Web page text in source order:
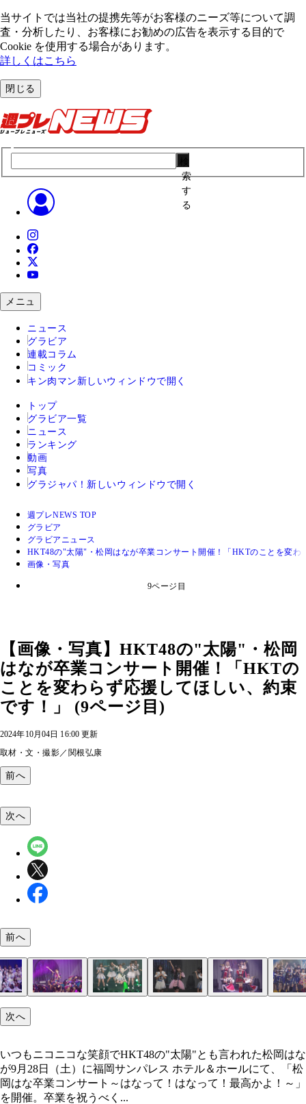
当サイトでは当社の提携先等がお客様のニーズ等について調
査・分析したり、お客様にお勧めの広告を表⽰する⽬的で
Cookie を使⽤する場合があります。
詳しくはこちら
閉じる
索
す
る
メニュ
ニュース
グラビア
連載コラム
コミック
キン肉マン 新しいウィンドウで開く
トップ
グラビア一覧
ニュース
ランキング
動画
写真
グラジャパ！ 新しいウィンドウで開く
週プレNEWS TOP
グラビア
グラビアニュース
HKT48の"太陽"・松岡はなが卒業コンサート開催！「HKTのことを変わ
画像・写真
9ページ目
【画像・写真】HKT48の"太陽"・松岡
はなが卒業コンサート開催！「HKTの
ことを変わらず応援してほしい、約束
です！」 (9ページ目)
2024年10月04日 16:00 更新
取材・文・撮影／関根弘康
前へ
次へ
前へ
次へ
いつもニコニコな笑顔でHKT48の"太陽"とも言われた松岡はな
が9月28日（土）に福岡サンパレス ホテル＆ホールにて、「松
岡はな卒業コンサート～はなって！はなって！最高かよ！～」
を開催。卒業を祝うべく...